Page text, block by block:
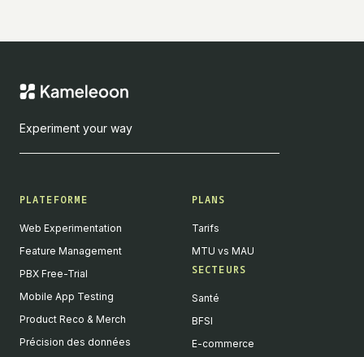
Experiment your way
PLATEFORME
Web Experimentation
Feature Management
PBX Free-Trial
Mobile App Testing
Product Reco & Merch
Précision des données
PLANS
Tarifs
MTU vs MAU
SECTEURS
Santé
BFSI
E-commerce